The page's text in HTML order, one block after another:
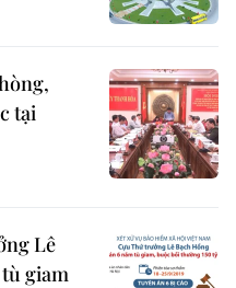
tại
Lê
giam